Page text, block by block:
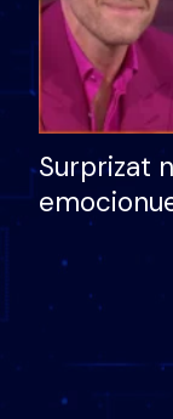
Surprizat
nëna
nuk i